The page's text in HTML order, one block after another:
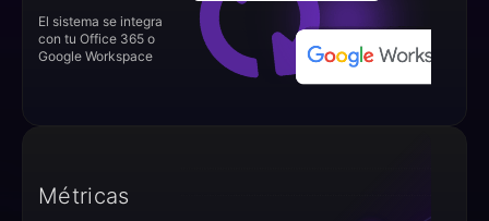
El sistema se integra
con tu Office 365 o
Google Workspace
Métricas